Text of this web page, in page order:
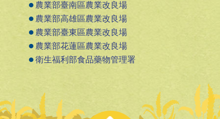
農業部臺南區農業改良場
農業部高雄區農業改良場
農業部臺東區農業改良場
農業部花蓮區農業改良場
衛生福利部食品藥物管理署